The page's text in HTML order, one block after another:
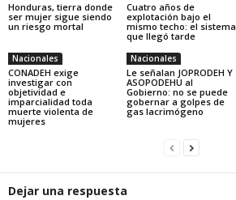
Honduras, tierra donde
ser mujer sigue siendo
un riesgo mortal
Cuatro años de
explotación bajo el
mismo techo: el sistema
que llegó tarde
Nacionales
CONADEH exige
investigar con
objetividad e
imparcialidad toda
muerte violenta de
mujeres
Nacionales
Le señalan JOPRODEH Y
ASOPODEHU al
Gobierno: no se puede
gobernar a golpes de
gas lacrimógeno
Dejar una respuesta